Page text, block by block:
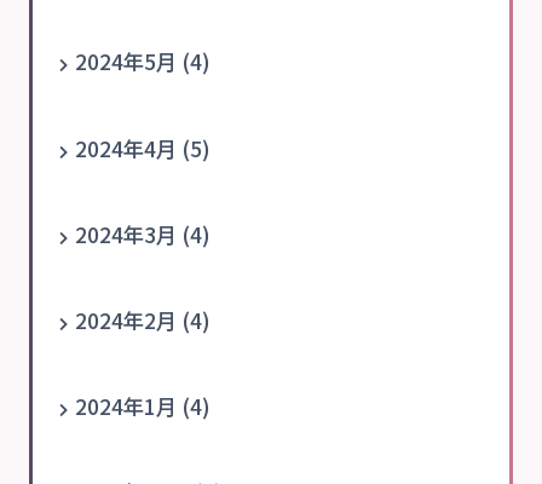
2024年5月 (4)
2024年4月 (5)
2024年3月 (4)
2024年2月 (4)
2024年1月 (4)